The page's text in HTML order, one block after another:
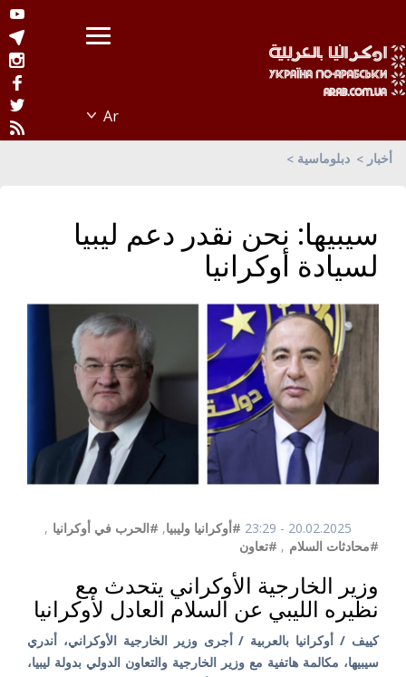
أخبار دبلوماسية
سيبيها: نحن نقدر دعم ليبيا
لسيادة أوكرانيا
20.02.2025 - 23:29 #أوكرانيا وليبيا, #الحرب في أوكرانيا ,
#محادثات السلام , #تعاون
وزير الخارجية الأوكراني يتحدث مع
نظيره الليبي عن السلام العادل لأوكرانيا
كييف / أوكرانيا بالعربية / أجرى وزير الخارجية الأوكراني، أندري
سيبيها، مكالمة هاتفية مع وزير الخارجية والتعاون الدولي بدولة ليبيا،